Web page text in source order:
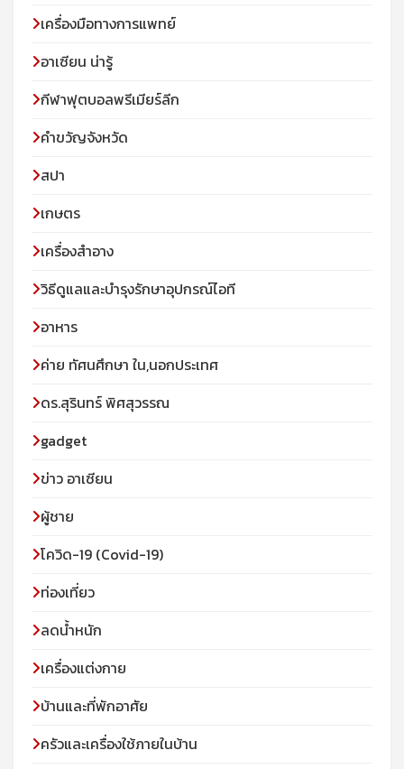
เครื่องมือทางการแพทย์
อาเซียน น่ารู้
กีฬาฟุตบอลพรีเมียร์ลีก
คำขวัญจังหวัด
สปา
เกษตร
เครื่องสำอาง
วิธีดูแลและบำรุงรักษาอุปกรณ์ไอที
อาหาร
ค่าย ทัศนศึกษา ใน,นอกประเทศ
ดร.สุรินทร์ พิศสุวรรณ
gadget
ข่าว อาเซียน
ผู้ชาย
โควิด-19 (Covid-19)
ท่องเที่ยว
ลดน้ำหนัก
เครื่องแต่งกาย
บ้านและที่พักอาศัย
ครัวและเครื่องใช้ภายในบ้าน